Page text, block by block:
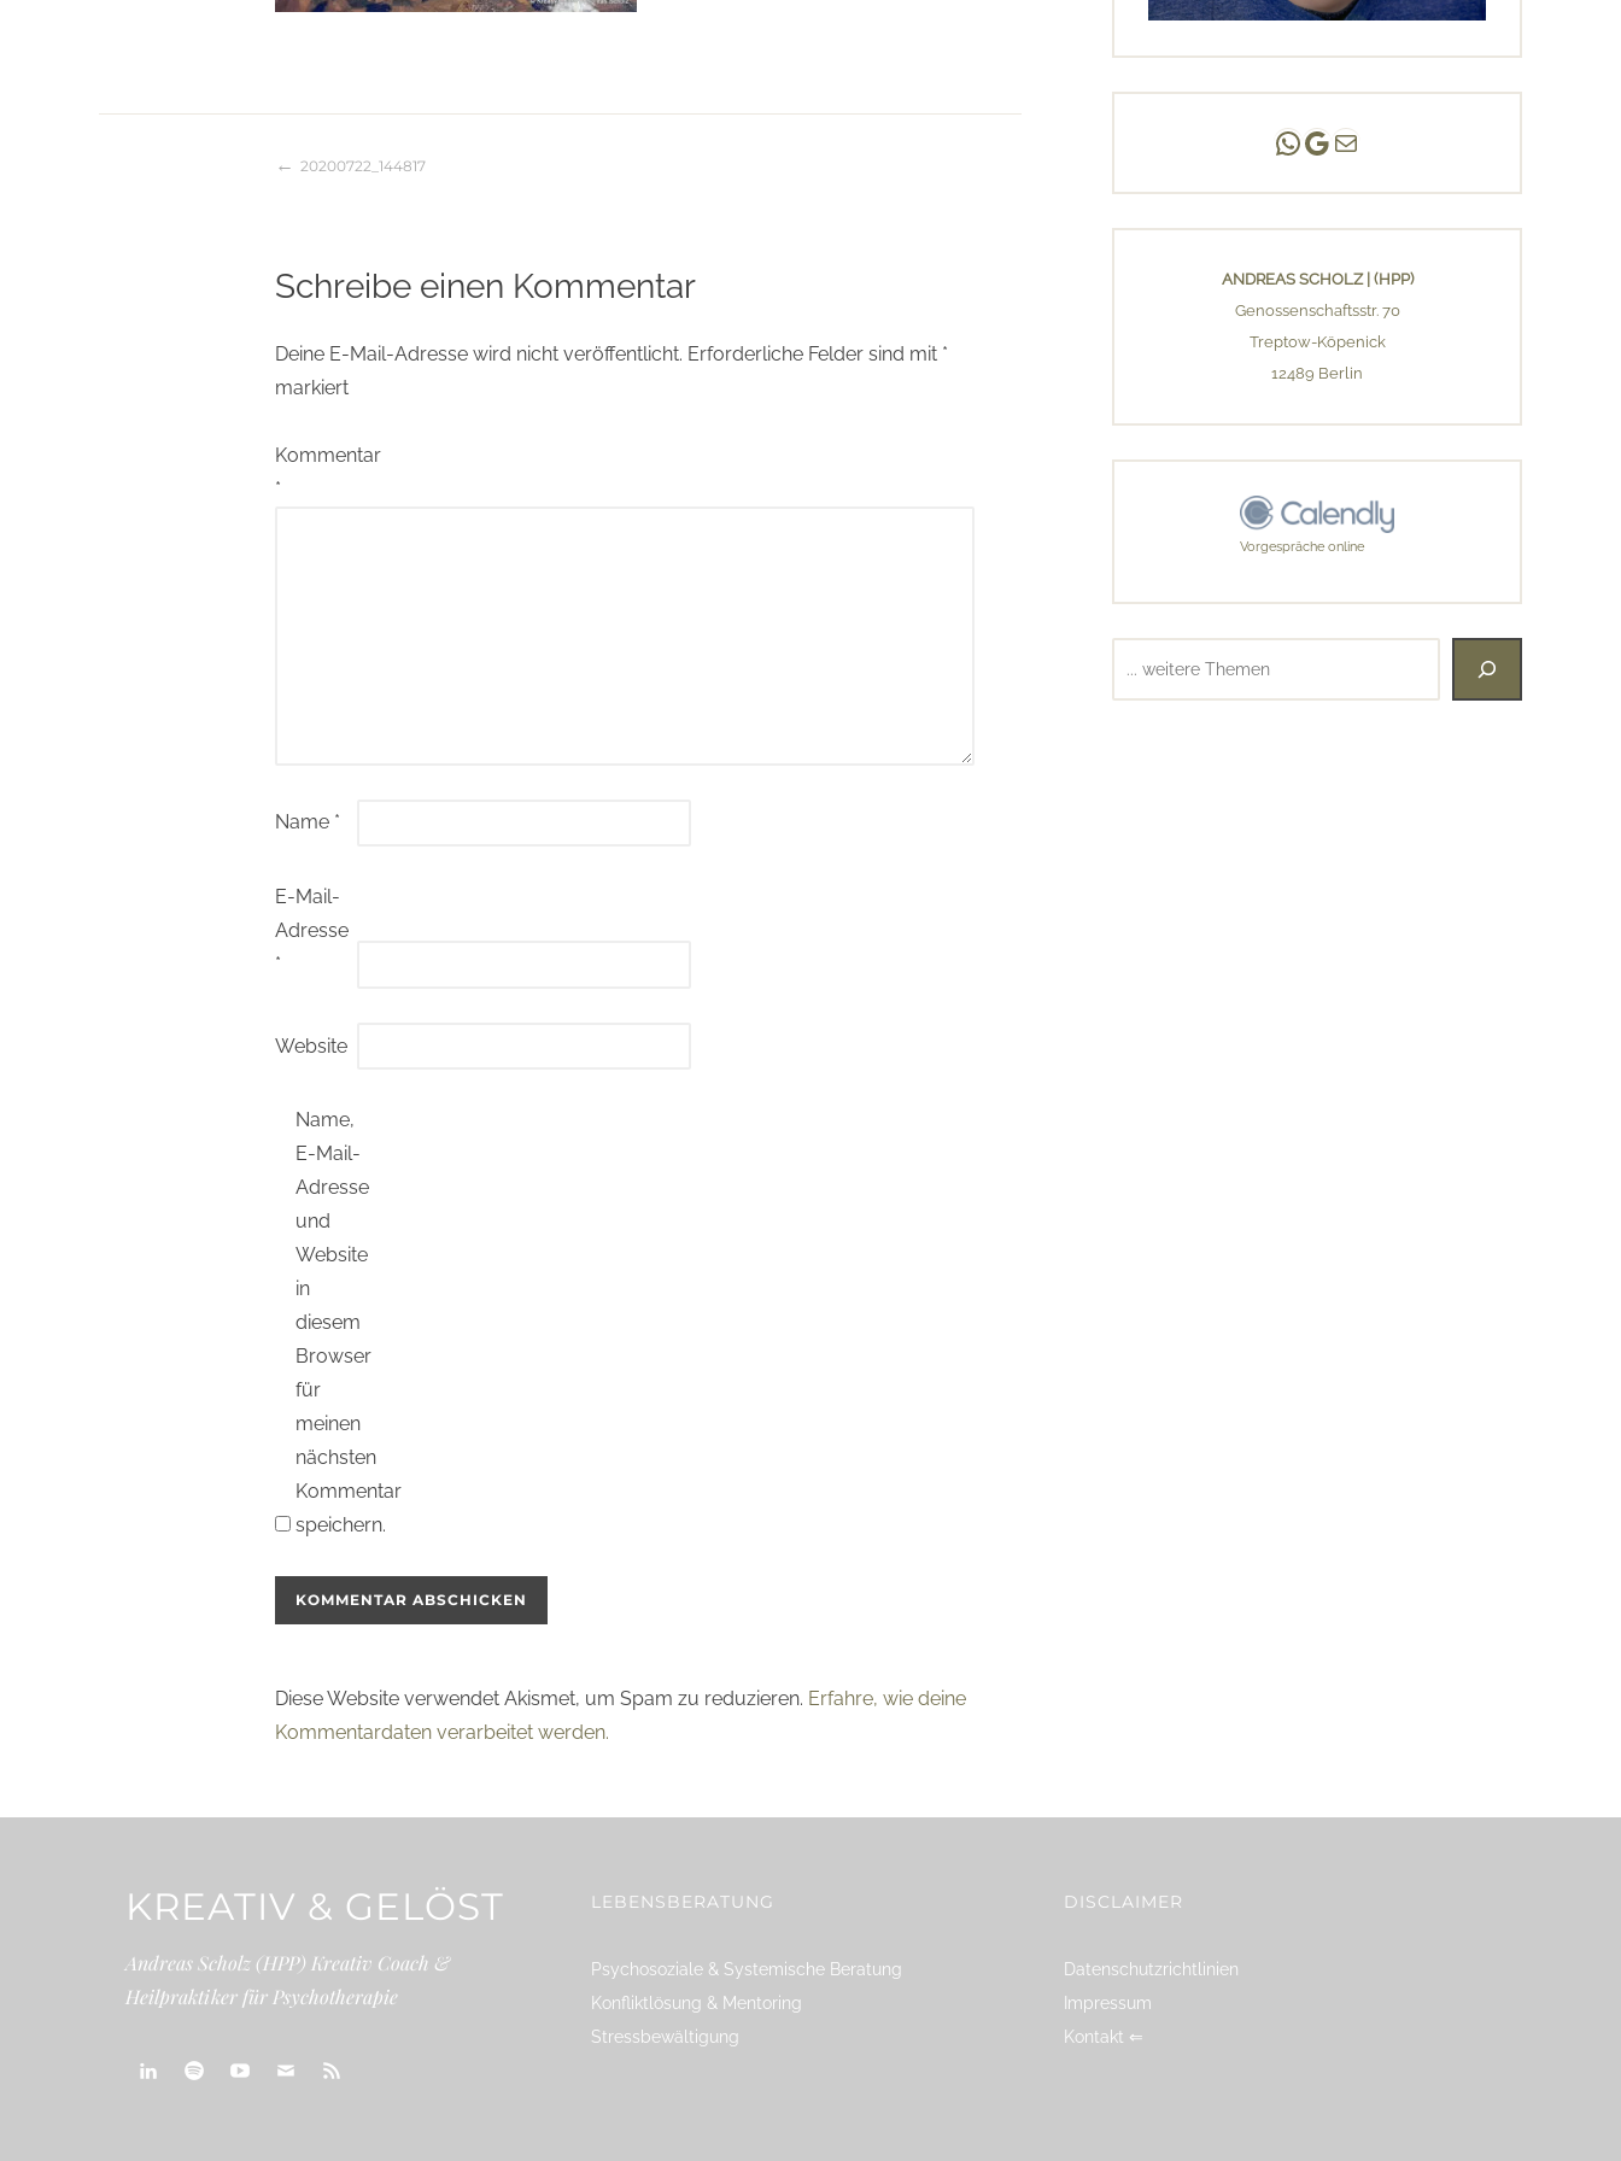
Beitragsnavigation
20200722_144817
Schreibe einen Kommentar
Deine E-Mail-Adresse wird nicht veröffentlicht. Erforderliche Felder sind mit *
markiert
Kommentar
*
Name *
E-Mail-
Adresse
*
Website
Name,
E-Mail-
Adresse
und
Website
in
diesem
Browser
für
meinen
nächsten
Kommentar
speichern.
Diese Website verwendet Akismet, um Spam zu reduzieren. Erfahre, wie deine
Kommentardaten verarbeitet werden.
Andreas Scholz | (HPP)
Praxis Adlershof
E-Mail an mich ...
ANDREAS SCHOLZ | (HPP)
Genossenschaftsstr. 70
Treptow-Köpenick
12489 Berlin
Vorgespräche online
KREATIV & GELÖST
Andreas Scholz (HPP) Kreativ Coach &
Heilpraktiker für Psychotherapie
LEBENSBERATUNG
Psychosoziale & Systemische Beratung
Konfliktlösung & Mentoring
Stressbewältigung
DISCLAIMER
Datenschutzrichtlinien
Impressum
Kontakt ⇐